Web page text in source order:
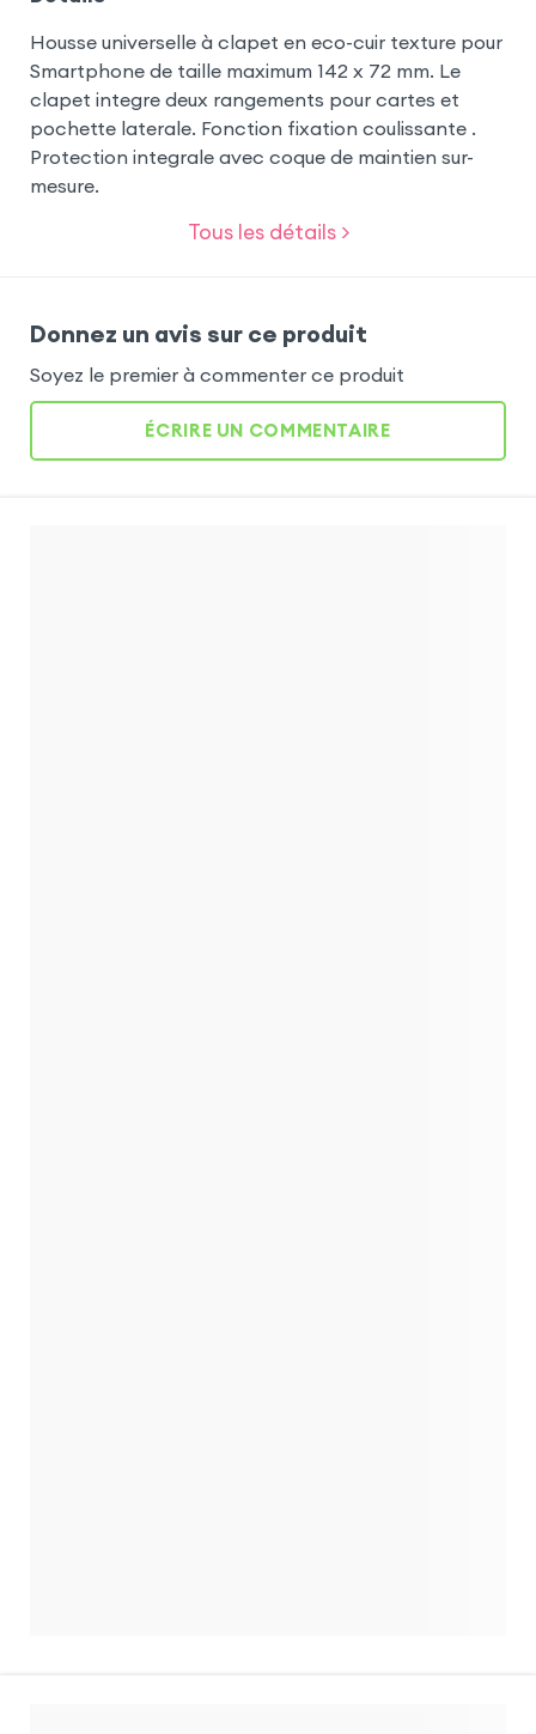
Housse universelle à clapet en eco-cuir texture pour
Smartphone de taille maximum 142 x 72 mm. Le
clapet integre deux rangements pour cartes et
pochette laterale. Fonction fixation coulissante .
Protection integrale avec coque de maintien sur-
mesure.
Tous les détails >
Donnez un avis sur ce produit
Soyez le premier à commenter ce produit
ÉCRIRE UN COMMENTAIRE